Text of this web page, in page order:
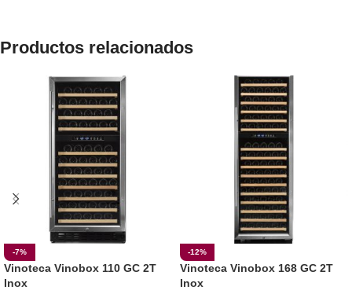
Productos relacionados
-7%
Vinoteca Vinobox 110 GC 2T
Inox
-12%
Vinoteca Vinobox 168 GC 2T
Inox